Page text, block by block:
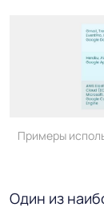
Примеры
Один из